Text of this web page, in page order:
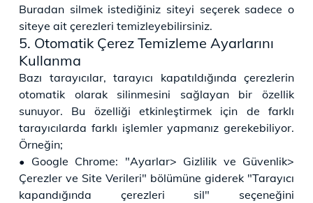
Buradan silmek istediğiniz siteyi seçerek sadece o
siteye ait çerezleri temizleyebilirsiniz.
5. Otomatik Çerez Temizleme Ayarlarını
Kullanma
Bazı tarayıcılar, tarayıcı kapatıldığında çerezlerin
otomatik olarak silinmesini sağlayan bir özellik
sunuyor. Bu özelliği etkinleştirmek için de farklı
tarayıcılarda farklı işlemler yapmanız gerekebiliyor.
Örneğin;
• Google Chrome: "Ayarlar> Gizlilik ve Güvenlik>
Çerezler ve Site Verileri" bölümüne giderek "Tarayıcı
kapandığında çerezleri sil" seçeneğini